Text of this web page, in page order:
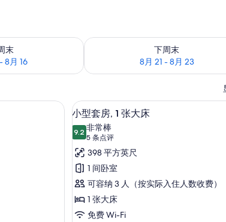
末
8月 16
：8月 14 - 8月 16
下周末
8月 21 - 8月 23
查看下周末的空房情况：8月 21 -
床和 1 张沙发床 | 迷你吧、客房内保险箱、办公桌、隔音
显
示
小
型
套
房,
1
张
小型套房
7
小型套房, 1 张大床
9.29.2 分，满分 10 分
非常棒
5 条点评
(5
条
点
评)
398 平方英尺
1 间卧室
可容纳 3 人（按实际入住人数收费）
1 张大床
免费 Wi-Fi